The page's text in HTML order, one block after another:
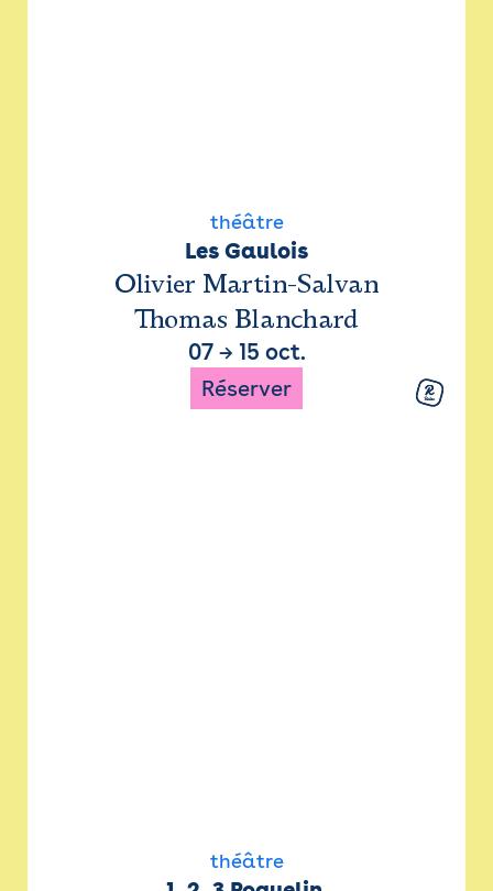
théâtre
Les Gaulois
Olivier Martin-Salvan
Thomas Blanchard
07→ 15 oct.
Réserver
théâtre